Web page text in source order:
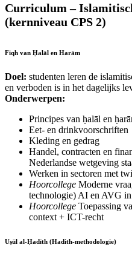
Curriculum –
(kernniveau CPS 2)
Fiqh van Ḥalāl en Harām
Doel: studenten leren de
en verboden is in het dagelijks
Onderwerpen:
Principes van ḥalāl en
Eet- en drinkvoorschriften
Kleding en gedrag
Handel, contracten en
Nederlandse wetgeving
Werken in sectoren met
Hoorcollege Moderne
technologie) AI en AVG in
Hoorcollege Toepassing
context + ICT-recht
Uṣūl al‑Ḥadīth (Hadith‑methodologie)